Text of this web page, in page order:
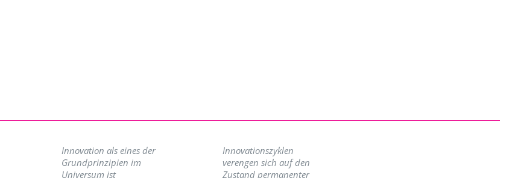
Innovation als eines der
Grundprinzipien im
Universum ist
Innovationszyklen
verengen sich auf den
Zustand permanenter